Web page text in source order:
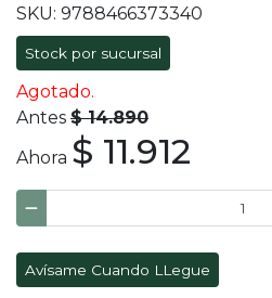
SKU: 9788466373340
Stock por sucursal
Agotado.
Antes $ 14.890
Ahora $ 11.912
Avísame Cuando LLegue